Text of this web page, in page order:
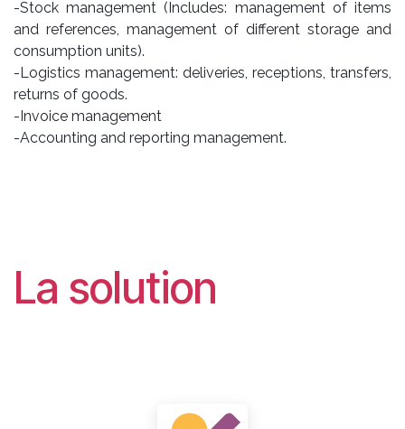
-Stock management (Includes: management of items
and references, management of different storage and
consumption units).
-Logistics management: deliveries, receptions, transfers,
returns of goods.
-Invoice management
-Accounting and reporting management.
La solution